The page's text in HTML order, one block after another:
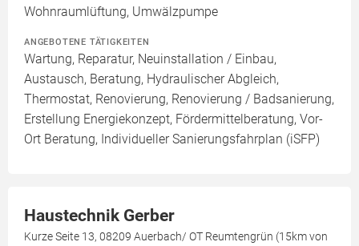
Wohnraumlüftung, Umwälzpumpe
ANGEBOTENE TÄTIGKEITEN
Wartung, Reparatur, Neuinstallation / Einbau,
Austausch, Beratung, Hydraulischer Abgleich,
Thermostat, Renovierung, Renovierung / Badsanierung,
Erstellung Energiekonzept, Fördermittelberatung, Vor-
Ort Beratung, Individueller Sanierungsfahrplan (iSFP)
Haustechnik Gerber
Kurze Seite 13, 08209 Auerbach/ OT Reumtengrün (15km von